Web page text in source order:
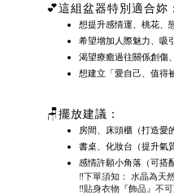
💕這組盆器特別適合妳：
想提升感情運、桃花、
希望增加人際魅力、吸
渴望療癒過往關係創傷
想建立「愛自己、值得
🪑擺放建議：
房間、床頭櫃（打造愛
書桌、化妝台（提升氣
感情許願小角落（可搭
‼️下單須知： 水晶為天
‼️貼身衣物『飾品』不